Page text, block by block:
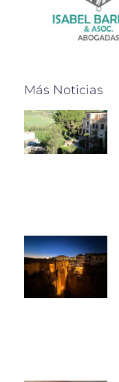
Más Noticias